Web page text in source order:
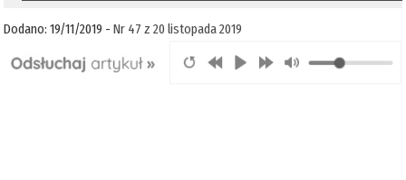
Dodano: 19/11/2019 -Nr 47 z 20 listopada 2019